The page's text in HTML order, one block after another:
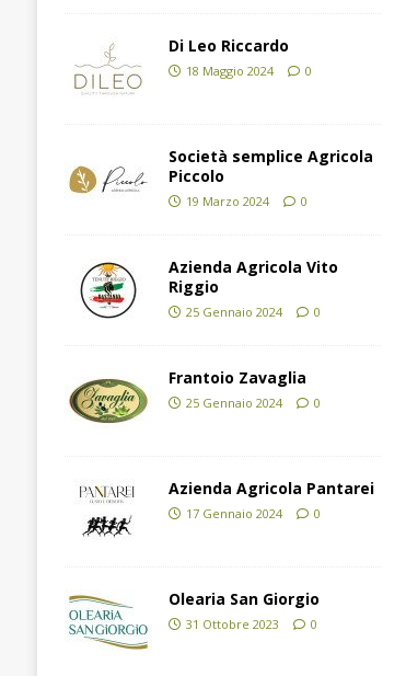
Di Leo Riccardo
18 Maggio 2024 0
Società semplice Agricola
Piccolo
19 Marzo 2024 0
Azienda Agricola Vito
Riggio
25 Gennaio 2024 0
Frantoio Zavaglia
25 Gennaio 2024 0
Azienda Agricola Pantarei
17 Gennaio 2024 0
Olearia San Giorgio
31 Ottobre 2023 0